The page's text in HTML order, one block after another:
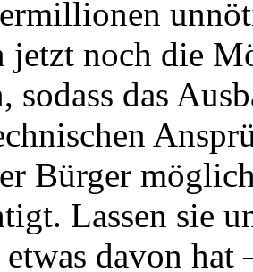
jetzt noch die
sodass das
Bürger
Lassen sie
davon hat